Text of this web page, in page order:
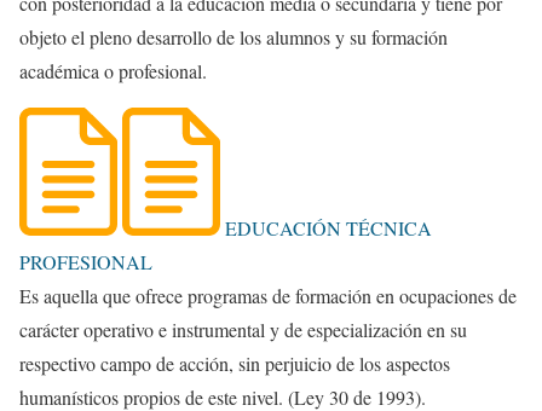
objeto el pleno desarrollo de los alumnos y su formación
académica o profesional.
EDUCACIÓN TÉCNICA
PROFESIONAL
Es aquella que ofrece programas de formación en ocupaciones de
carácter operativo e instrumental y de especialización en su
respectivo campo de acción, sin perjuicio de los aspectos
humanísticos propios de este nivel. (Ley 30 de 1993).